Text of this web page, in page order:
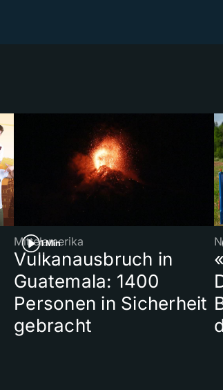
1 Min
Mittelamerika
Vulkanausbruch in
Guatemala: 1400
Personen in Sicherheit
gebracht